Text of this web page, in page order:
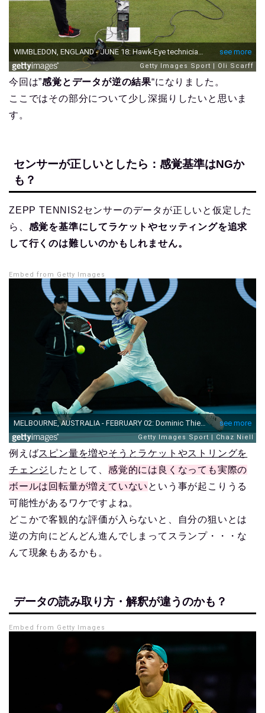
今回は”感覚とデータが逆の結果“になりました。
ここではその部分について少し深掘りしたいと思いま
す。
センサーが正しいとしたら：感覚基準はNGか
も？
ZEPP TENNIS2センサーのデータが正しいと仮定した
ら、 感覚を基準にしてラケットやセッティングを追求
して行くのは難しいのかもしれません。
Embed from Getty Images
例えばスピン量を増やそうとラケットやストリングを
チェンジ したとして、感覚的には良くなっても実際の
ボールは回転量が増えていない という事が起こりうる
可能性があるワケですよね。
どこかで客観的な評価が入らないと、自分の狙いとは
逆の方向にどんどん進んでしまってスランプ・・・な
んて現象もあるかも。
データの読み取り方・解釈が違うのかも？
Embed from Getty Images